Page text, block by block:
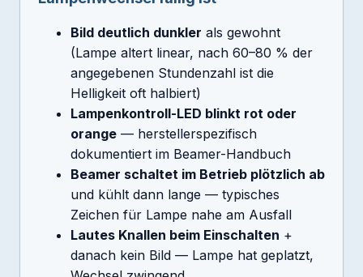
Bild deutlich dunkler als gewohnt
(Lampe altert linear, nach 60–80 % der
angegebenen Stundenzahl ist die
Helligkeit oft halbiert)
Lampenkontroll-LED blinkt rot oder
orange — herstellerspezifisch
dokumentiert im Beamer-Handbuch
Beamer schaltet im Betrieb plötzlich ab
und kühlt dann lange — typisches
Zeichen für Lampe nahe am Ausfall
Lautes Knallen beim Einschalten +
danach kein Bild — Lampe hat geplatzt,